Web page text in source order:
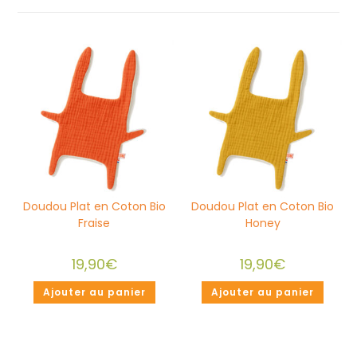
Doudou Plat en Coton Bio
Fraise
19,90€
Ajouter au panier
Doudou Plat en Coton Bio
Honey
19,90€
Ajouter au panier